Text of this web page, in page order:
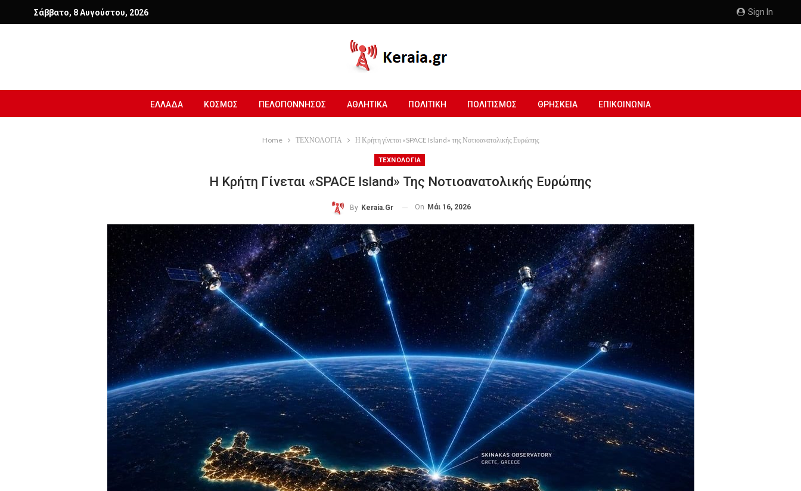
Sign In
Σάββατο, 8 Αυγούστου, 2026
ΕΛΛΑΔΑ ΚΟΣΜΟΣ ΠΕΛΟΠΟΝΝΗΣΟΣ ΑΘΛΗΤΙΚΑ ΠΟΛΙΤΙΚΗ ΠΟΛΙΤΙΣΜΟΣ ΘΡΗΣΚΕΙΑ ΕΠΙΚΟΙΝΩΝΙΑ
Home ΤΕΧΝΟΛΟΓΙΑ Η Κρήτη γίνεται «SPACE Island» της Νοτιοανατολικής Ευρώπης
ΤΕΧΝΟΛΟΓΙΑ
Η Κρήτη Γίνεται «SPACE Island» Της Νοτιοανατολικής Ευρώπης
By Keraia.gr On Μάι 16, 2026